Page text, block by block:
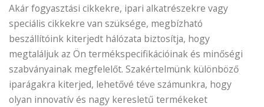
Akár fogyasztási cikkekre, ipari alkatrészekre vagy
speciális cikkekre van szüksége, megbízható
beszállítóink kiterjedt hálózata biztosítja, hogy
megtaláljuk az Ön termékspecifikációinak és minőségi
szabványainak megfelelőt. Szakértelmünk különböző
iparágakra kiterjed, lehetővé téve számunkra, hogy
olyan innovatív és nagy keresletű termékeket